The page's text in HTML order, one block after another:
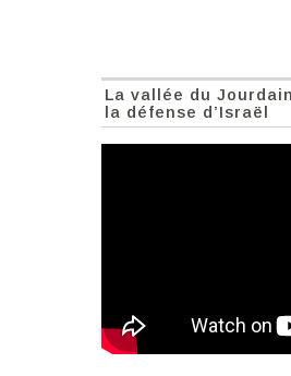
La vallée du
la défense d’Israël